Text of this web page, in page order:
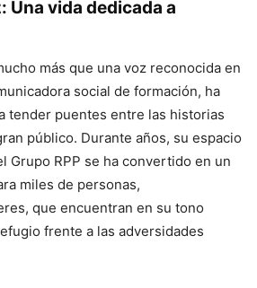
Una vida dedicada a
más que una voz reconocida en
social de formación, ha
tender puentes entre las historias
público. Durante años, su espacio
Grupo RPP se ha convertido en un
miles de personas,
que encuentran en su tono
frente a las adversidades